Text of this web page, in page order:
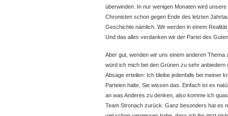
überwinden. In nur wenigen Monaten wird
Chronisten schon gegen Ende des letzten
Geschichte nämlich. Wir werden in einem
Und das alles verdanken wir der Partei des
Aber gut, wenden wir uns einem anderen
würd ich mich bei den Grünen zu sehr
Absage erteilen: Ich bleibe jedenfalls bei meiner
Parteien halte, Sie wissen das. Einfach ist es
an was Anderes zu denken, also komme ich
Team Stronach zurück. Ganz besonders hat es